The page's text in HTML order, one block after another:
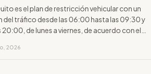
es el plan de restricción vehicular con un
del tráfico desde las 06:00 hasta las 09:30 y
20:00, de lunes a viernes, de acuerdo con el
2026